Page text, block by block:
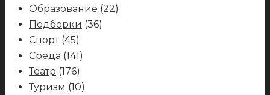
Образование (22)
Подборки (36)
Спорт(45)
Среда (141)
Театр (176)
Туризм (10)